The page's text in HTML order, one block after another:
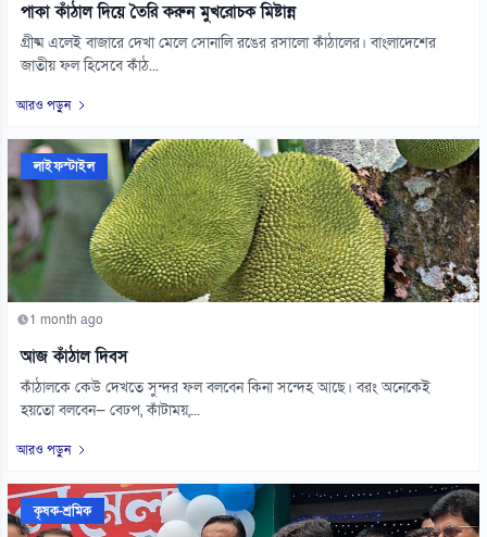
পাকা কাঁঠাল দিয়ে তৈরি করুন মুখরোচক মিষ্টান্ন
গ্রীষ্ম এলেই বাজারে দেখা মেলে সোনালি রঙের রসালো কাঁঠালের। বাংলাদেশের
জাতীয় ফল হিসেবে কাঁঠ...
আরও পড়ুন
লাইফস্টাইল
1 month ago
আজ কাঁঠাল দিবস
কাঁঠালকে কেউ দেখতে সুন্দর ফল বলবেন কিনা সন্দেহ আছে। বরং অনেকেই
হয়তো বলবেন— বেঢপ, কাঁটাময়,...
আরও পড়ুন
কৃষক-শ্রমিক